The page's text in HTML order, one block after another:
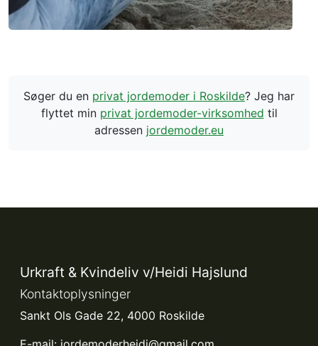
Søger du en privat jordemoder i Roskilde? Jeg har
flyttet min privat jordemoder-virksomhed til
adressen jordemoder.eu
Urkraft & Kvindeliv v/Heidi Hajslund
Kontaktoplysninger
Sankt Ols Gade 22, 4000 Roskilde